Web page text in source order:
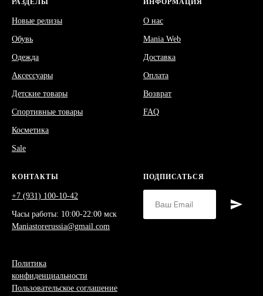
Новые релизы
Обувь
Одежда
Аксессуары
Детские товары
Спортивные товары
Косметика
Sale
О нас
Mania Web
Доставка
Оплата
Возврат
FAQ
КОНТАКТЫ
+7 (931) 100-10-42
Часы работы: 10:00-22:00 мск
Maniastorerussia@gmail.com
Политика
конфиденциальности
Пользовательское соглашение
ПОДПИСАТЬСЯ